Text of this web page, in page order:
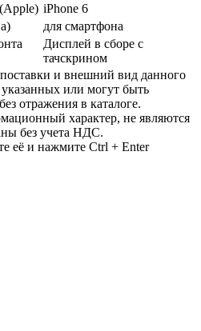
iPhone 6
для смартфона
Дисплей в сборе с
тачскрином
и внешний вид данного
указанных или могут быть
отражения в каталоге.
характер, не являются
без учета НДС.
её и нажмите Ctrl + Enter